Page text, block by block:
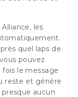
les
quel laps de
pouvez
fois le message
reste et génère
aucun